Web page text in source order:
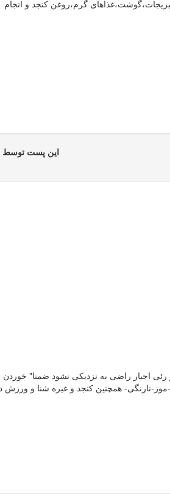
این پست توسط
اجبار راضی به نزدیکی نشود ضمنا"
موز-نارنگی- همچنین کنجد و غیره شنا و ورزش